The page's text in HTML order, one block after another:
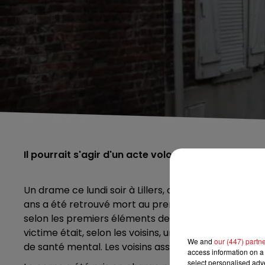
Il pourrait s'agir d'un acte volontaire
Un drame ce lundi soir à Lillers, ou un sexagénaire a
ans a été retrouvé mort au premier étage, au
selon les premiers éléments de l’enquête et les
victime était, selon les voisins, un homme sous
de santé mental. Les voisins assurent qu'il était
We and our (447)
access information on
select personalised